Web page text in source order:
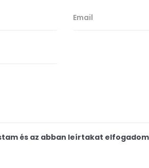
és az abban leírtakat